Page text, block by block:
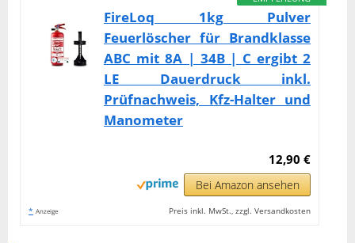
FireLoq 1kg Pulver
Feuerlöscher für Brandklasse
ABC mit 8A | 34B | C ergibt 2
LE Dauerdruck inkl.
Prüfnachweis, Kfz-Halter und
Manometer
12,90 €
Bei Amazon ansehen
* Anzeige Preis inkl. MwSt., zzgl. Versandkosten